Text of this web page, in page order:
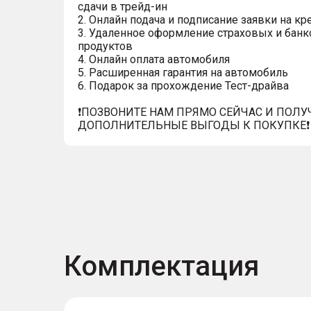
сдачи в трейд-ин
2. Онлайн подача и подписание заявки на
3. Удаленное оформление страховых и
продуктов
4. Онлайн оплата автомобиля
5. Расширенная гарантия на автомобиль
6. Подарок за прохождение Тест-драйва
❗️ПОЗВОНИТЕ НАМ ПРЯМО СЕЙЧАС И
ДОПОЛНИТЕЛЬНЫЕ ВЫГОДЫ К ПОКУПКЕ❗️
Комплектация